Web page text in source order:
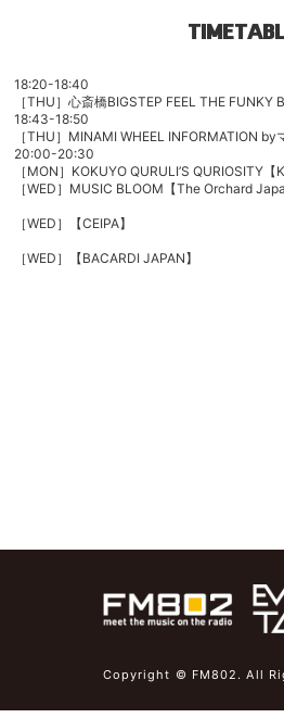
18:20-18:40
［THU］心斎橋BIGSTEP FEEL THE FUNKY
18:43-18:50
［THU］MINAMI WHEEL INFORMATION by
20:00-20:30
［MON］ KOKUYO QURULI’S QURIOSITY
［WED］MUSIC BLOOM 【The Orchard
［WED］【CEIPA】
［WED］ 【BACARDI JAPAN】
Copyright © FM802. All